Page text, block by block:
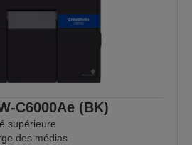
C6000Ae (BK)
supérieure
des médias